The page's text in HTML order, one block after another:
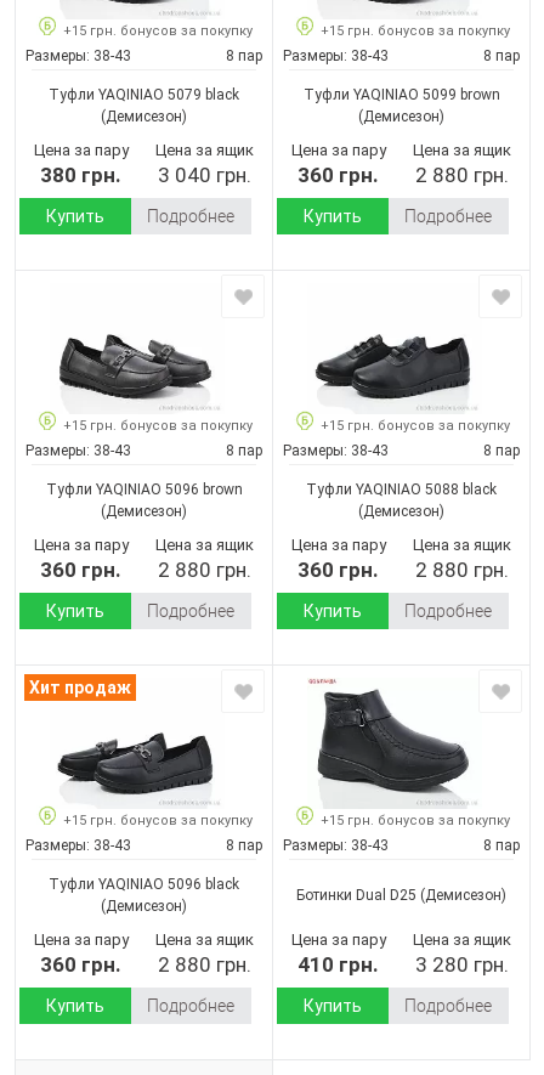
+15 грн. бонусов за покупку
Размеры: 38-43 8 пар
Туфли YAQINIAO 5079 black
(Демисезон)
Цена за пару
380 грн.
Цена за ящик
3 040 грн.
Купить Подробнее
+15 грн. бонусов за покупку
Размеры: 38-43 8 пар
Туфли YAQINIAO 5099 brown
(Демисезон)
Цена за пару
360 грн.
Цена за ящик
2 880 грн.
Купить Подробнее
+15 грн. бонусов за покупку
Размеры: 38-43 8 пар
Туфли YAQINIAO 5096 brown
(Демисезон)
Цена за пару
360 грн.
Цена за ящик
2 880 грн.
Купить Подробнее
+15 грн. бонусов за покупку
Размеры: 38-43 8 пар
Туфли YAQINIAO 5088 black
(Демисезон)
Цена за пару
360 грн.
Цена за ящик
2 880 грн.
Купить Подробнее
Хит продаж
+15 грн. бонусов за покупку
Размеры: 38-43 8 пар
Туфли YAQINIAO 5096 black
(Демисезон)
Цена за пару
360 грн.
Цена за ящик
2 880 грн.
Купить Подробнее
+15 грн. бонусов за покупку
Размеры: 38-43 8 пар
Ботинки Dual D25 (Демисезон)
Цена за пару
410 грн.
Цена за ящик
3 280 грн.
Купить Подробнее